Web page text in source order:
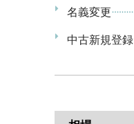
名義変更
中古新規登録